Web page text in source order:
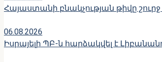
Հայաստանի բնակչության թիվը
06.08.2026
Իսրայելի ՊԲ-ն հարձակվել է